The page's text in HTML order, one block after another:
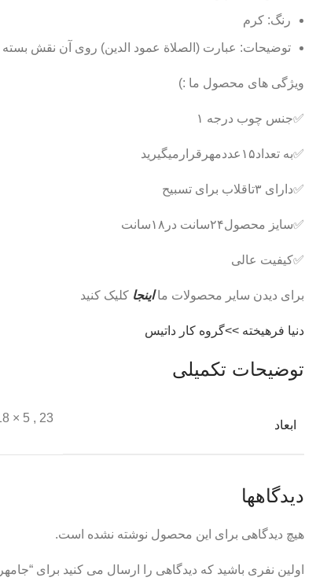
رنگ: کرم
توضیحات: عبارت (الصلاة عمود الدین) روی آن نقش
ویژگی های محصول ما :)
✅جنس چوب درجه ۱
✅به تعداد۱۵عددمهرقرارمیگیرید
✅دارای ۳تاقلاب برای تسبیح
✅سایز محصول۲۴سانت در۱۸سانت
✅کیفیت عالی
برای دیدن سایر محصولات مااینجا کلیک کنید
دنیا فرهیخته >>گروه کار داتیس
توضیحات تکمیلی
ابعاد
23
, 5 × 18 سانتیمتر
دیدگاهها
هیچ دیدگاهی برای این محصول نوشته نشده است.
اولین نفری باشید که دیدگاهی را ارسال می کنید برای